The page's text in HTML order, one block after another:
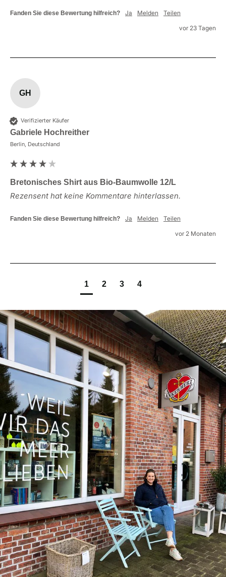
Fanden Sie diese Bewertung hilfreich? Ja Melden
Teilen
vor 23 Tagen
GH
Verifizierter Käufer
Gabriele Hochreither
Berlin, Deutschland
Bretonisches Shirt aus Bio-Baumwolle 12/L
Rezensent hat keine Kommentare hinterlassen.
Fanden Sie diese Bewertung hilfreich? Ja Melden
Teilen
vor 2 Monaten
1 2 3 4